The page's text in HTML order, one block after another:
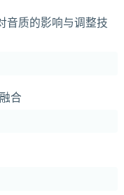
音质的影响与调整技
合